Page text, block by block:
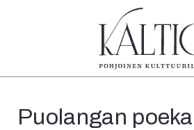
4/2026
Puolangan